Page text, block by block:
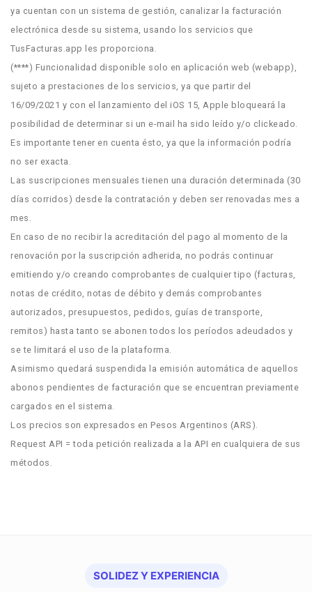
ya cuentan con un sistema de gestión, canalizar la facturación
electrónica desde su sistema, usando los servicios que
TusFacturas.app les proporciona.
(****) Funcionalidad disponible solo en aplicación web (webapp),
sujeto a prestaciones de los servicios, ya que partir del
16/09/2021 y con el lanzamiento del iOS 15, Apple bloqueará la
posibilidad de determinar si un e-mail ha sido leído y/o clickeado.
Es importante tener en cuenta ésto, ya que la información podría
no ser exacta.
Las suscripciones mensuales tienen una duración determinada (30
días corridos) desde la contratación y deben ser renovadas mes a
mes.
En caso de no recibir la acreditación del pago al momento de la
renovación por la suscripción adherida, no podrás continuar
emitiendo y/o creando comprobantes de cualquier tipo (facturas,
notas de crédito, notas de débito y demás comprobantes
autorizados, presupuestos, pedidos, guías de transporte,
remitos) hasta tanto se abonen todos los períodos adeudados y
se te limitará el uso de la plataforma.
Asimismo quedará suspendida la emisión automática de aquellos
abonos pendientes de facturación que se encuentran previamente
cargados en el sistema.
Los precios son expresados en Pesos Argentinos (ARS).
Request API = toda petición realizada a la API en cualquiera de sus
métodos.
SOLIDEZ Y EXPERIENCIA